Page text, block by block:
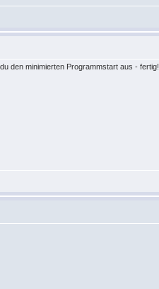
den minimierten Programmstart aus - fertig!